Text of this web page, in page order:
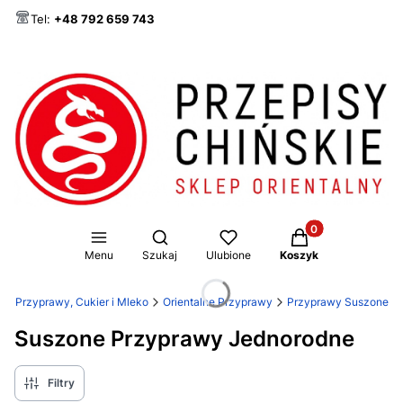
Tel: +48 792 659 743
Menu
Otwórz wyszukiwarkę
Szukaj Ulubione
Produkty w
Koszyk
Przyprawy, Cukier i Mleko Orientalne Przyprawy Przyprawy Suszone
Suszone Przyprawy Jednorodne
Filtry